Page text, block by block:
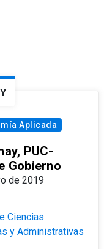
Aplicada
PUC-
Gobierno
de 2019
Ciencias
y Administrativas